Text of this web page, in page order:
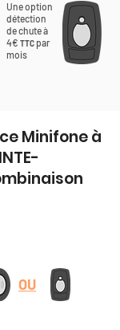
Une option
détection
de chute à
4€ TTC par
mois
Minifone à
OU